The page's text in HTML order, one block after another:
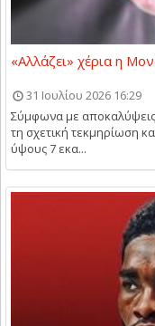
«Αλλάζει» χέρια η
31 Ιουλίου 2026 16:29
Σύμφωνα με αποκαλύψεις
τη σχετική τεκμηρίωση
ύψους 7 εκα...